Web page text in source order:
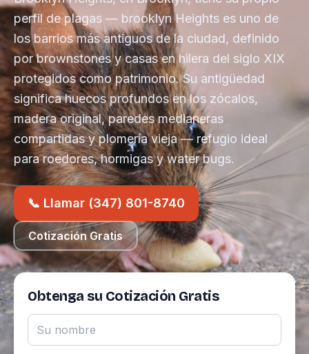
perfil de plagas — brooklyn Heights es uno de
los barrios más antiguos de la ciudad, definido
por brownstones y casas en hilera del siglo XIX
protegidos como patrimonio. Su antigüedad
significa huecos profundos en los zócalos,
madera original, paredes medianeras
compartidas y plomería vieja — refugio ideal
para roedores, hormigas y water bugs.
📞 Llamar (347) 801-8740
Cotización Gratis
Obtenga su Cotización Gratis